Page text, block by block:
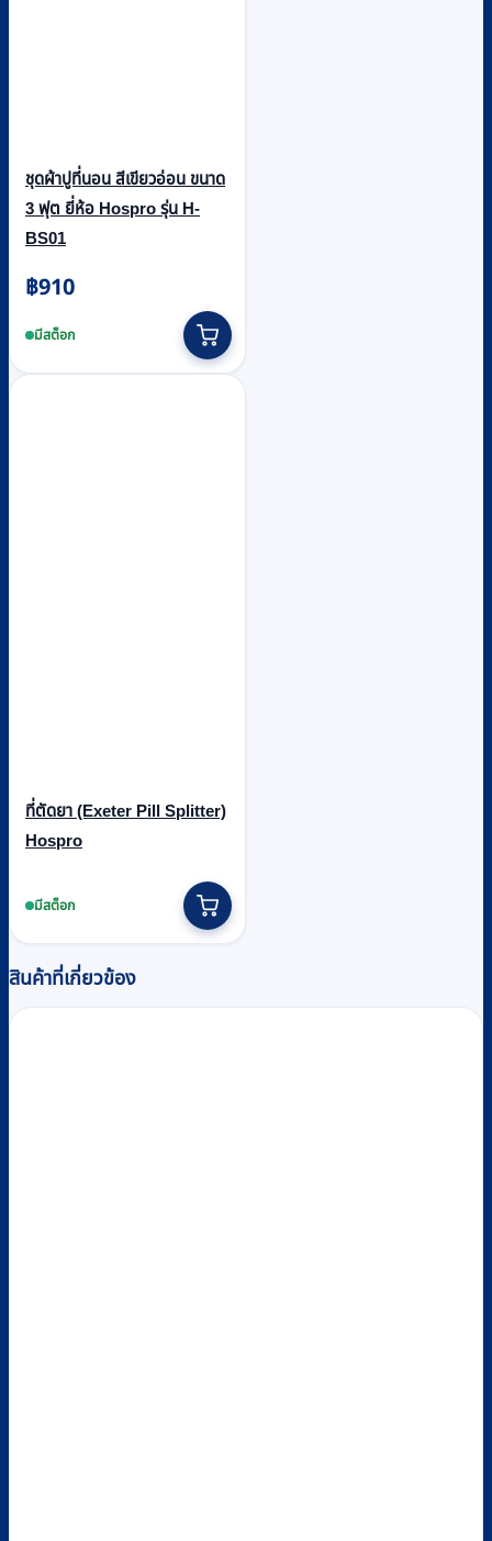
ชุดผ้าปูที่นอน สีเขียวอ่อน ขนาด
3 ฟุต ยี่ห้อ Hospro รุ่น H-
BS01
฿910
มีสต็อก
ที่ตัดยา (Exeter Pill Splitter)
Hospro
มีสต็อก
สินค้าที่เกี่ยวข้อง